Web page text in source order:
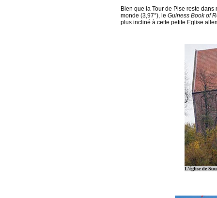
Bien que la Tour de Pise reste
monde (3,97°), le Guiness Book of
plus incliné à cette petite Eglise
L'église de